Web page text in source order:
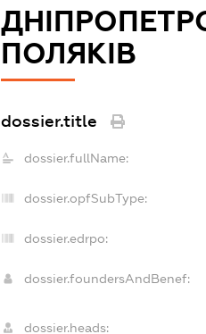
ПОЛЯКІВ
dossier.title
dossier.fullName:
dossier.opfSubType:
dossier.edrpo:
dossier.foundersAndBenef:
dossier.heads: